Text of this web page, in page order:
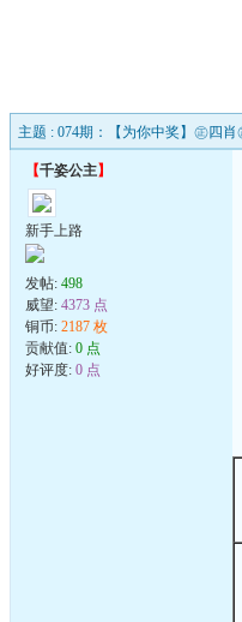
主题 : 074期：【为你中奖】㊣四肖
【千姿公主】
新手上路
发帖: 498
威望: 4373 点
铜币: 2187 枚
贡献值: 0 点
好评度: 0 点